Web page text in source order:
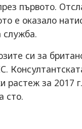
първото.
е оказало
служба.
си за
растеж за
сто.